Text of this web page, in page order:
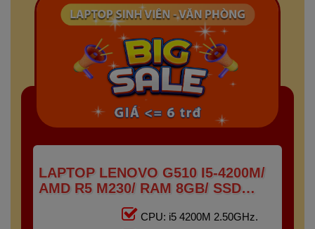
LAPTOP LENOVO G510 I5-4200M/
AMD R5 M230/ RAM 8GB/ SSD
128GB + HDD 500GB/ 15.6" HD
CPU: i5 4200M 2.50GHz.